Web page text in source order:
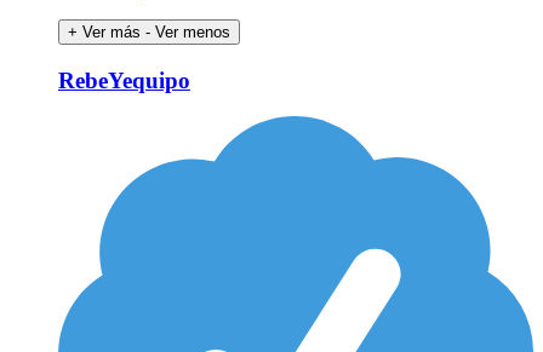
+ Ver más - Ver menos
RebeYequipo